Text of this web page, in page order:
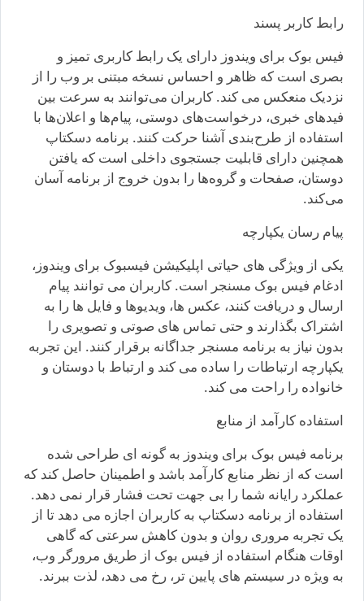
رابط کاربر پسند
فیس بوک برای ویندوز دارای یک رابط کاربری تمیز و
بصری است که ظاهر و احساس نسخه مبتنی بر وب را از
نزدیک منعکس می کند. کاربران می‌توانند به سرعت بین
فیدهای خبری، درخواست‌های دوستی، پیام‌ها و اعلان‌ها با
استفاده از طرح‌بندی آشنا حرکت کنند. برنامه دسکتاپ
همچنین دارای قابلیت جستجوی داخلی است که یافتن
دوستان، صفحات و گروه‌ها را بدون خروج از برنامه آسان
می‌کند.
پیام رسان یکپارچه
یکی از ویژگی های حیاتی اپلیکیشن فیسبوک برای ویندوز،
ادغام فیس بوک مسنجر است. کاربران می توانند پیام
ارسال و دریافت کنند، عکس ها، ویدیوها و فایل ها را به
اشتراک بگذارند و حتی تماس های صوتی و تصویری را
بدون نیاز به برنامه مسنجر جداگانه برقرار کنند. این تجربه
یکپارچه ارتباطات را ساده می کند و ارتباط با دوستان و
خانواده را راحت می کند.
استفاده کارآمد از منابع
برنامه فیس بوک برای ویندوز به گونه ای طراحی شده
است که از نظر منابع کارآمد باشد و اطمینان حاصل کند که
عملکرد رایانه شما را بی جهت تحت فشار قرار نمی دهد.
استفاده از برنامه دسکتاپ به کاربران اجازه می دهد تا از
یک تجربه مروری روان و بدون کاهش سرعتی که گاهی
اوقات هنگام استفاده از فیس بوک از طریق مرورگر وب،
به ویژه در سیستم های پایین تر، رخ می دهد، لذت ببرند.